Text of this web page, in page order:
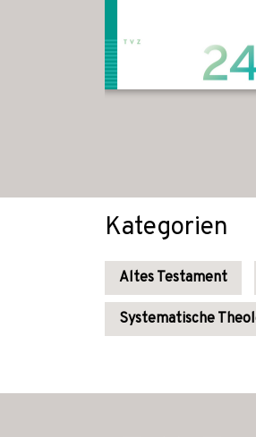
Kategorien
Altes Testament
Systematische